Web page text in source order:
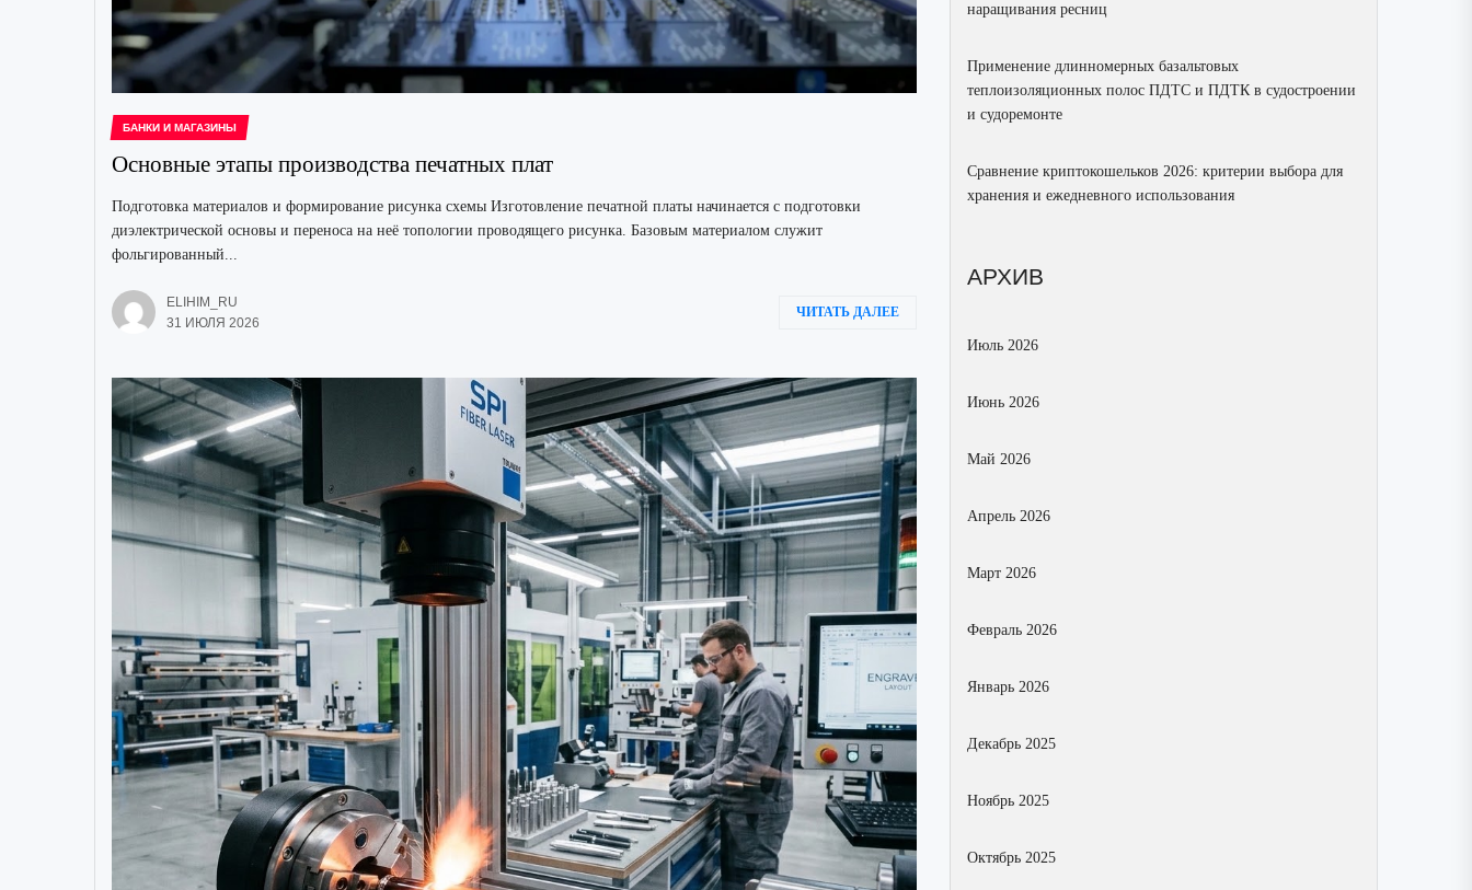
БАНКИ И МАГАЗИНЫ
Основные этапы производства печатных плат
Подготовка материалов и формирование рисунка схемы Изготовление печатной платы начинается с подготовки
диэлектрической основы и переноса на неё топологии проводящего рисунка. Базовым материалом служит
фольгированный...
ELIHIM_RU
31 ИЮЛЯ 2026
ЧИТАТЬ ДАЛЕЕ
наращивания ресниц
Применение длинномерных базальтовых
теплоизоляционных полос ПДТС и ПДТК в судостроении
и судоремонте
Сравнение криптокошельков 2026: критерии выбора для
хранения и ежедневного использования
АРХИВ
Июль 2026
Июнь 2026
Май 2026
Апрель 2026
Март 2026
Февраль 2026
Январь 2026
Декабрь 2025
Ноябрь 2025
Октябрь 2025